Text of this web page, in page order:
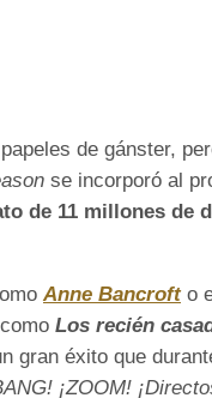
de gánster,
se incorporó al
de 11 millones de
Anne Bancroft o
Los recién
gran éxito que
¡ZOOM!